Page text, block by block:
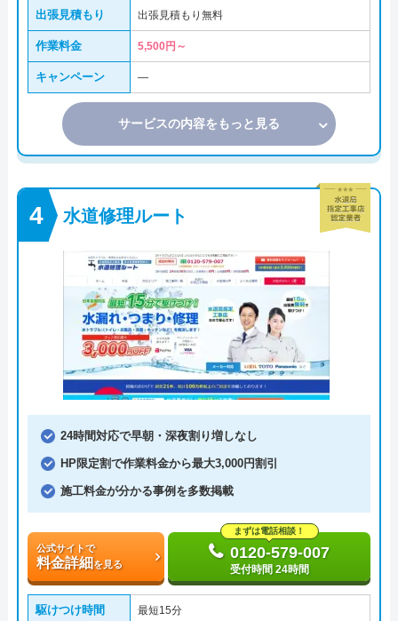
出張見積もり 出張見積もり無料
作業料金 5,500円～
キャンペーン ―
サービスの内容をもっと見る
水道修理ルート
24時間対応で早朝・深夜割り増しなし
HP限定割で作業料金から最大3,000円割引
施工料金が分かる事例を多数掲載
公式サイトで
料金詳細を見る
まずは電話相談！
0120-579-007
受付時間 24時間
駆けつけ時間 最短15分